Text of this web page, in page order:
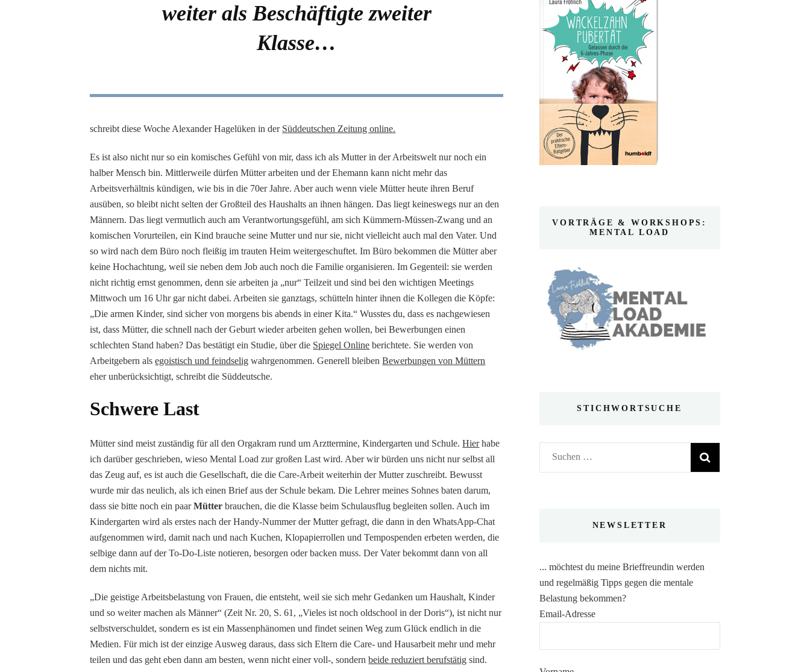
weiter als Beschäftigte zweiter
Klasse…
schreibt diese Woche Alexander Hagelüken in der Süddeutschen Zeitung online.
Es ist also nicht nur so ein komisches Gefühl von mir, dass ich als Mutter in der Arbeitswelt nur noch ein
halber Mensch bin. Mittlerweile dürfen Mütter arbeiten und der Ehemann kann nicht mehr das
Arbeitsverhältnis kündigen, wie bis in die 70er Jahre. Aber auch wenn viele Mütter heute ihren Beruf
ausüben, so bleibt nicht selten der Großteil des Haushalts an ihnen hängen. Das liegt keineswegs nur an den
Männern. Das liegt vermutlich auch am Verantwortungsgefühl, am sich Kümmern-Müssen-Zwang und an
komischen Vorurteilen, ein Kind brauche seine Mutter und nur sie, nicht vielleicht auch mal den Vater. Und
so wird nach dem Büro noch fleißig im trauten Heim weitergeschuftet. Im Büro bekommen die Mütter aber
keine Hochachtung, weil sie neben dem Job auch noch die Familie organisieren. Im Gegenteil: sie werden
nicht richtig ernst genommen, denn sie arbeiten ja „nur“ Teilzeit und sind bei den wichtigen Meetings
Mittwoch um 16 Uhr gar nicht dabei. Arbeiten sie ganztags, schütteln hinter ihnen die Kollegen die Köpfe:
„Die armen Kinder, sind sicher von morgens bis abends in einer Kita.“ Wusstes du, dass es nachgewiesen
ist, dass Mütter, die schnell nach der Geburt wieder arbeiten gehen wollen, bei Bewerbungen einen
schlechten Stand haben? Das bestätigt ein Studie, über die Spiegel Online berichtete. Sie werden von
Arbeitgebern alsegoistisch und feindselig wahrgenommen. Generell bleibenBewerbungen von Müttern
eher unberücksichtigt, schreibt die Süddeutsche.
Schwere Last
Mütter sind meist zuständig für all den Orgakram rund um Arzttermine, Kindergarten und Schule.Hierhabe
ich darüber geschrieben, wieso Mental Load zur großen Last wird. Aber wir bürden uns nicht nur selbst all
das Zeug auf, es ist auch die Gesellschaft, die die Care-Arbeit weiterhin der Mutter zuschreibt. Bewusst
wurde mir das neulich, als ich einen Brief aus der Schule bekam. Die Lehrer meines Sohnes baten darum,
dass sie bitte noch ein paarMütter brauchen, die die Klasse beim Schulausflug begleiten sollen. Auch im
Kindergarten wird als erstes nach der Handy-Nummer der Mutter gefragt, die dann in den WhatsApp-Chat
aufgenommen wird, damit nach und nach Kuchen, Klopapierrollen und Tempospenden erbeten werden, die
selbige dann auf der To-Do-Liste notieren, besorgen oder backen muss. Der Vater bekommt dann von all
dem nichts mit.
„Die geistige Arbeitsbelastung von Frauen, die entsteht, weil sie sich mehr Gedanken um Haushalt, Kinder
und so weiter machen als Männer“ (Zeit Nr. 20, S. 61, „Vieles ist noch oldschool in der Doris“), ist nicht nur
selbstverschuldet, sondern es ist ein Massenphänomen und findet seinen Weg zum Glück endlich in die
Medien. Für mich ist der einzige Ausweg daraus, dass sich Eltern die Care- und Hausarbeit mehr und mehr
teilen und das geht eben dann am besten, wenn nicht einer voll-, sondernbeide reduziert berufstätig sind.
VORTRÄGE & WORKSHOPS:
MENTAL LOAD
STICHWORTSUCHE
Suchen
nach:
NEWSLETTER
... möchtest du meine Brieffreundin werden
und regelmäßig Tipps gegen die mentale
Belastung bekommen?
Email-Adresse